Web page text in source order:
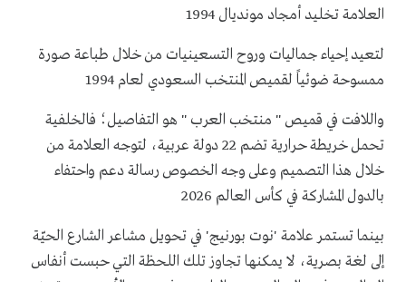
العلامة تخليد أمجاد مونديال 1994
لتعيد إحياء جماليات وروح التسعينيات من خلال طباعة صورة
ممسوحة ضوئياً لقميص المنتخب السعودي لعام 1994
واللافت في قميص " منتخب العرب " هو التفاصيل؛ فالخلفية
تحمل خريطة حرارية تضم 22 دولة عربية، لتوجه العلامة من
خلال هذا التصميم وعلى وجه الخصوص رسالة دعم واحتفاء
بالدول المشاركة في كأس العالم 2026
بينما تستمر علامة 'نوت بورنيج' في تحويل مشاعر الشارع الحيّة
إلى لغة بصرية، لا يمكنها تجاوز تلك اللحظة التي حبست أنفاس